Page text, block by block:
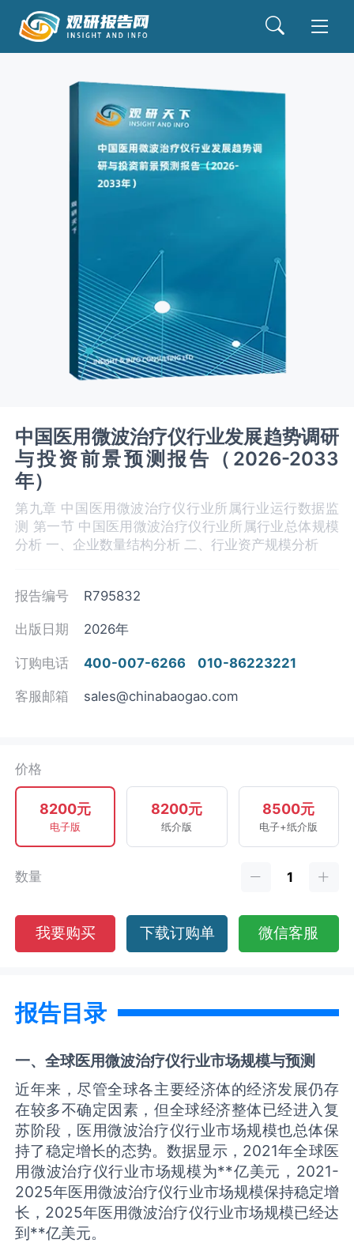
中国医用微波治疗仪行业发展趋势调研
与投资前景预测报告（2026-2033
年）
第九章 中国医用微波治疗仪‌‌‌行业所属行业运行数据监
测 第一节 中国医用微波治疗仪‌‌‌行业所属行业总体规模
分析 一、企业数量结构分析 二、行业资产规模分析
报告编号 R795832
出版日期 2026年
订购电话 400-007-6266 010-86223221
客服邮箱 sales@chinabaogao.com
价格
8200元
电子版
8200元
纸介版
8500元
电子+纸介版
数量
我要购买 下载订购单 微信客服
报告目录
一、全球医用微波治疗仪行业市场规模与预测
近年来，尽管全球各主要经济体的经济发展仍存
在较多不确定因素，但全球经济整体已经进入复
苏阶段，医用微波治疗仪行业市场规模也总体保
持了稳定增长的态势。数据显示，2021年全球医
用微波治疗仪行业市场规模为**亿美元，2021-
2025年医用微波治疗仪行业市场规模保持稳定增
长，2025年医用微波治疗仪行业市场规模已经达
到**亿美元。